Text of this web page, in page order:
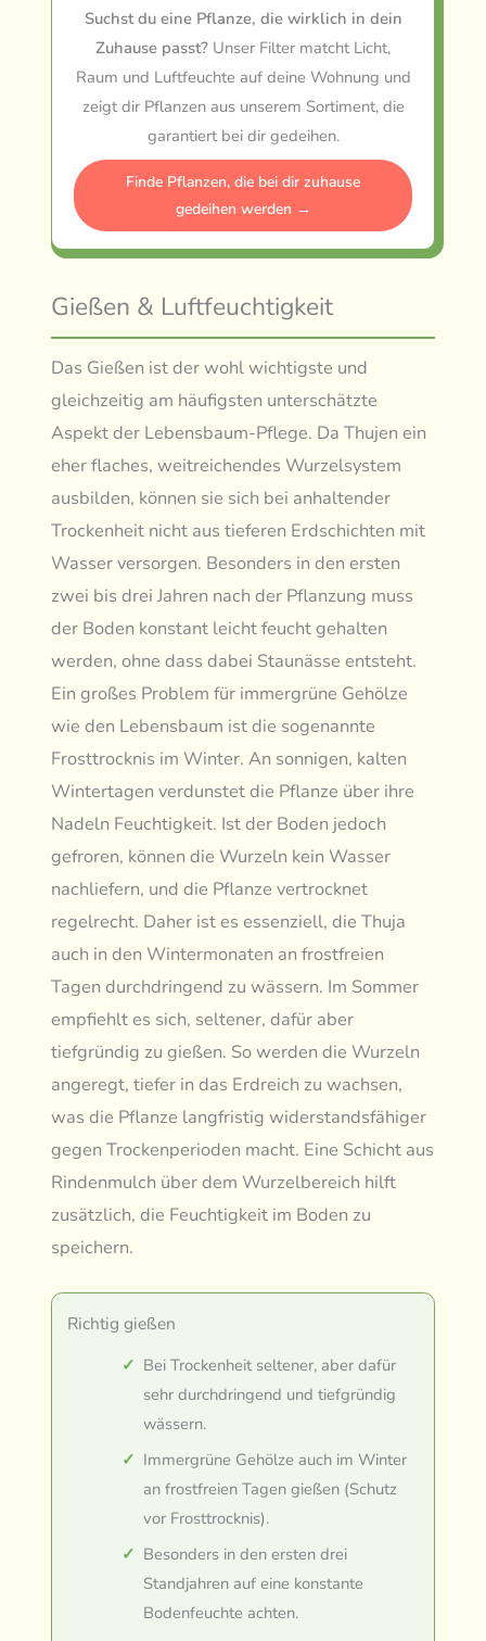
Suchst du eine Pflanze, die wirklich in dein
Zuhause passt? Unser Filter matcht Licht,
Raum und Luftfeuchte auf deine Wohnung und
zeigt dir Pflanzen aus unserem Sortiment, die
garantiert bei dir gedeihen.
Finde Pflanzen, die bei dir zuhause
gedeihen werden →
Gießen & Luftfeuchtigkeit
Das Gießen ist der wohl wichtigste und
gleichzeitig am häufigsten unterschätzte
Aspekt der Lebensbaum-Pflege. Da Thujen ein
eher flaches, weitreichendes Wurzelsystem
ausbilden, können sie sich bei anhaltender
Trockenheit nicht aus tieferen Erdschichten mit
Wasser versorgen. Besonders in den ersten
zwei bis drei Jahren nach der Pflanzung muss
der Boden konstant leicht feucht gehalten
werden, ohne dass dabei Staunässe entsteht.
Ein großes Problem für immergrüne Gehölze
wie den Lebensbaum ist die sogenannte
Frosttrocknis im Winter. An sonnigen, kalten
Wintertagen verdunstet die Pflanze über ihre
Nadeln Feuchtigkeit. Ist der Boden jedoch
gefroren, können die Wurzeln kein Wasser
nachliefern, und die Pflanze vertrocknet
regelrecht. Daher ist es essenziell, die Thuja
auch in den Wintermonaten an frostfreien
Tagen durchdringend zu wässern. Im Sommer
empfiehlt es sich, seltener, dafür aber
tiefgründig zu gießen. So werden die Wurzeln
angeregt, tiefer in das Erdreich zu wachsen,
was die Pflanze langfristig widerstandsfähiger
gegen Trockenperioden macht. Eine Schicht aus
Rindenmulch über dem Wurzelbereich hilft
zusätzlich, die Feuchtigkeit im Boden zu
speichern.
Richtig gießen
Bei Trockenheit seltener, aber dafür
sehr durchdringend und tiefgründig
wässern.
Immergrüne Gehölze auch im Winter
an frostfreien Tagen gießen (Schutz
vor Frosttrocknis).
Besonders in den ersten drei
Standjahren auf eine konstante
Bodenfeuchte achten.